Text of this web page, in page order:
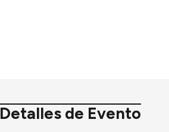
Detalles de Evento